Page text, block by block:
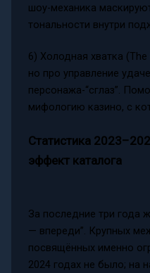
шоу-механика
тональности внутри
6) Холодная хватка
но про управление
персонажа-“сглаз”.
мифологию казино, с
Статистика
эффект каталога
За последние три года
— впереди”. Крупных
посвящённых именно
2024 годах не было; на